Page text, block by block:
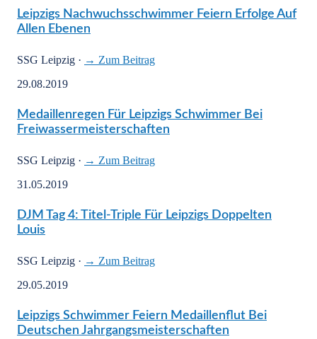
Leipzigs Nachwuchsschwimmer Feiern Erfolge Auf
Allen Ebenen
SSG Leipzig · → Zum Beitrag
29.08.2019
Medaillenregen Für Leipzigs Schwimmer Bei
Freiwassermeisterschaften
SSG Leipzig · → Zum Beitrag
31.05.2019
DJM Tag 4: Titel-Triple Für Leipzigs Doppelten
Louis
SSG Leipzig · → Zum Beitrag
29.05.2019
Leipzigs Schwimmer Feiern Medaillenflut Bei
Deutschen Jahrgangsmeisterschaften